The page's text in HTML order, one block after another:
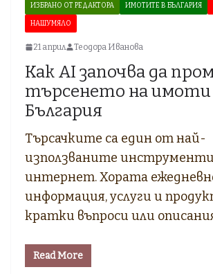
ИЗБРАНО ОТ РЕДАКТОРА ИМОТИТЕ В БЪЛГАРИЯ
НАШУМЯЛО
21 април Теодора Иванова
Как AI започва да
търсенето на имоти
България
Търсачките са един от най-
използваните
интернет. Хората
информация, услуги и
кратки въпроси или
Read More